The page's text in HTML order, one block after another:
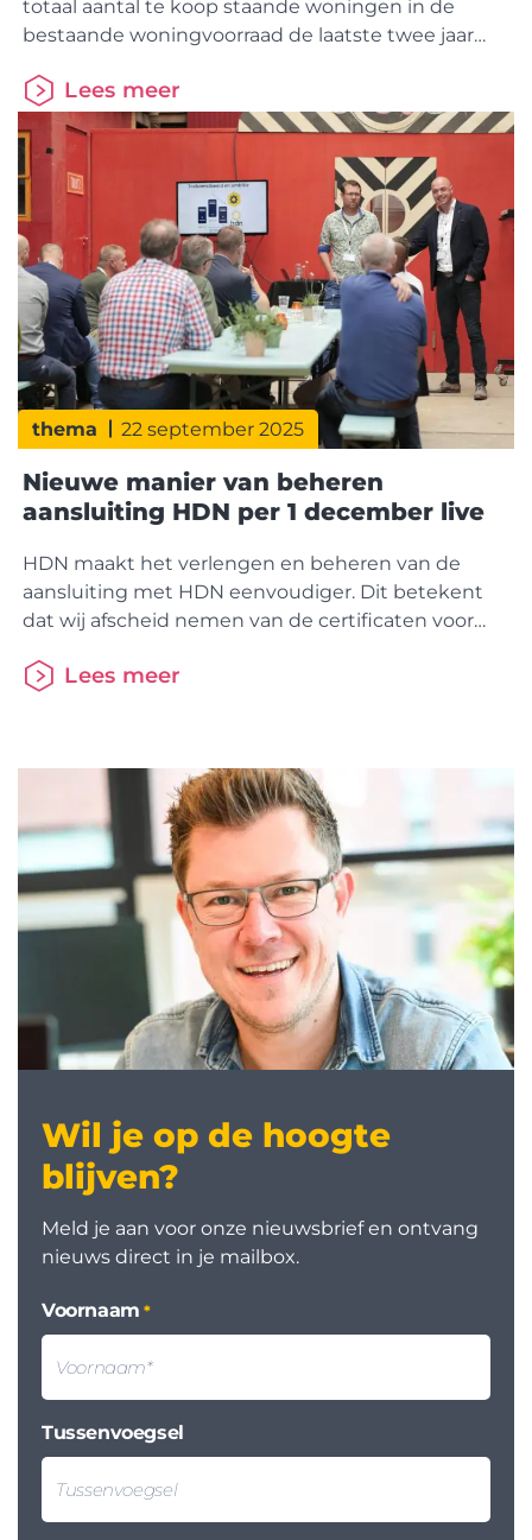
totaal aantal te koop staande woningen in de
bestaande woningvoorraad de laatste twee jaar
appartementen en woningen in het minder dure
prijssegment. In de nieuwbouwproductie wordt
de laatste jaren eveneens een grotere nadruk
gelegd op het bouwen van appartementen en
Lees meer
thema 22 september 2025
Nieuwe manier van beheren
aansluiting HDN per 1 december live
HDN maakt het verlengen en beheren van de
aansluiting met HDN eenvoudiger. Dit betekent
dat wij afscheid nemen van de certificaten voor
verleng je straks jaarlijks je aansluiting op het HDN
Lees meer
Wil je op de hoogte
blijven?
Meld je aan voor onze nieuwsbrief en ontvang
nieuws direct in je mailbox.
Voornaam *
Tussenvoegsel